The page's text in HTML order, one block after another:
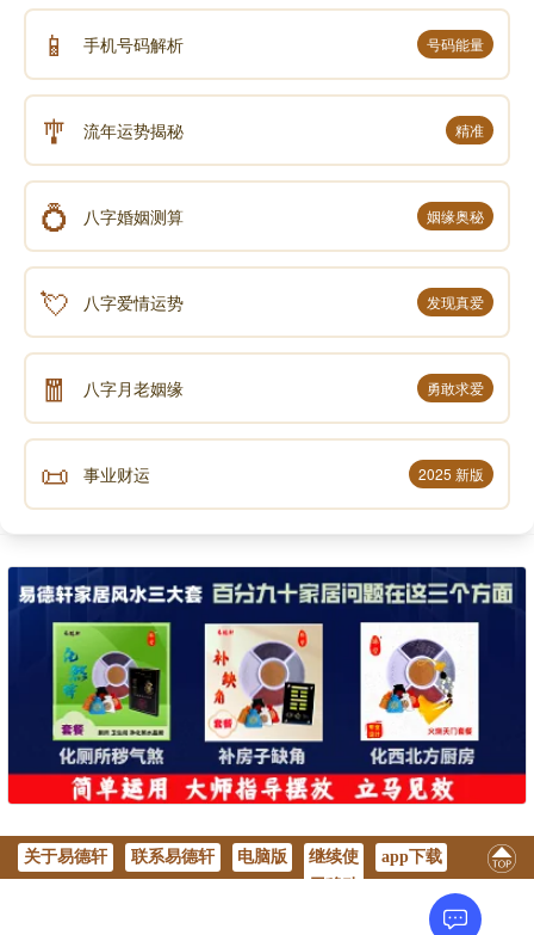
📱 手机号码解析 号码能量
🎐 流年运势揭秘 精准
💍 八字婚姻测算 姻缘奥秘
💘 八字爱情运势 发现真爱
🧧 八字月老姻缘 勇敢求爱
📜 事业财运 2025 新版
关于易德轩 联系易德轩 电脑版
继续使
app下载